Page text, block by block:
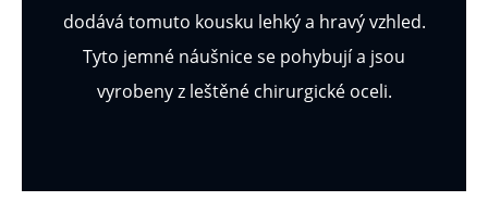
dodává tomuto kousku lehký a hravý vzhled.
Tyto jemné náušnice se pohybují a jsou
vyrobeny z leštěné chirurgické oceli.